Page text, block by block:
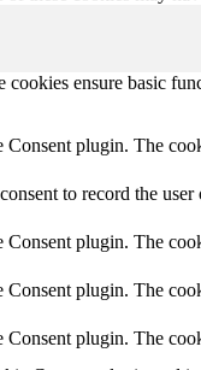
ensure basic
plugin. The
to record the
plugin. The
plugin. The
plugin. The